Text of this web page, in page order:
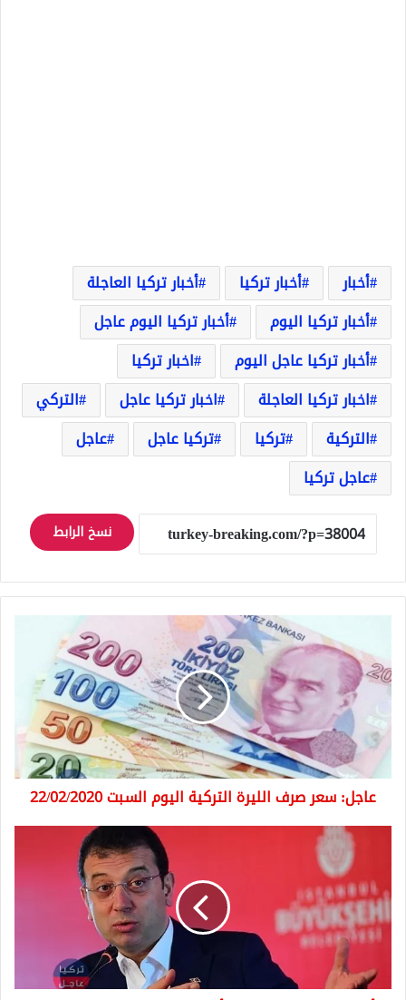
أخبار أخبار تركيا
أخبار تركيا العاجلة
أخبار تركيا اليوم
أخبار تركيا اليوم عاجل
أخبار تركيا عاجل اليوم
اخبار تركيا
اخبار تركيا العاجلة
اخبار تركيا عاجل
التركي
التركية
تركيا تركيا عاجل
عاجل
عاجل تركيا
نسخ الرابط
صرف
الليرة
التركية
اليوم
السبت
22/02/2020
عاجل: سعر صرف الليرة التركية اليوم السبت 22/02/2020
يتلاعب
بأسعار
المواصلات
في
إسطنبول
ويخدع